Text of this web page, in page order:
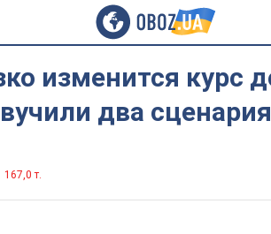
изменится курс
два
167,0 т.